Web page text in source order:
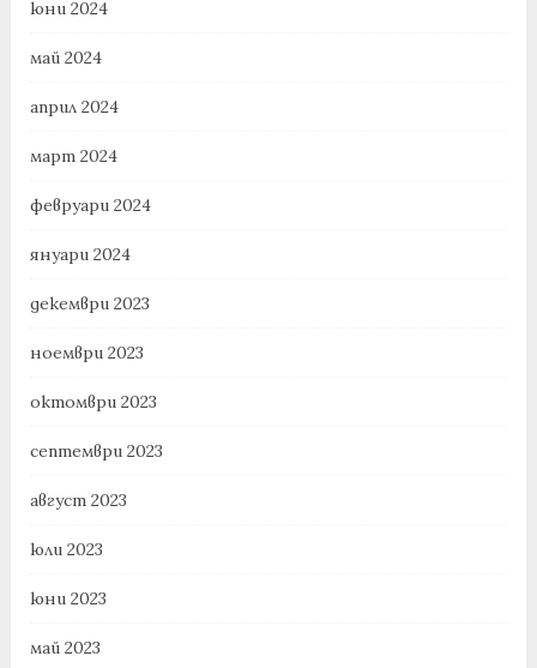
юни 2024
май 2024
април 2024
март 2024
февруари 2024
януари 2024
декември 2023
ноември 2023
октомври 2023
септември 2023
август 2023
юли 2023
юни 2023
май 2023